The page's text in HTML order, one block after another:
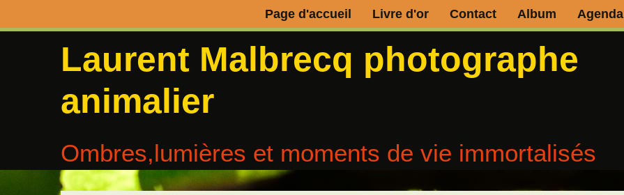
Page d'accueil Livre d'or Contact Album Agenda
Laurent Malbrecq photographe
animalier
Ombres,lumières et moments de vie immortalisés